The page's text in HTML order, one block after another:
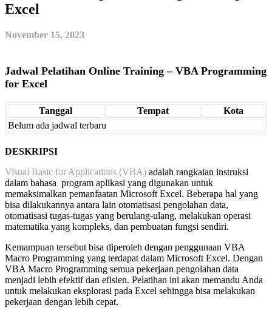
Excel
November 15, 2023
Jadwal Pelatihan Online Training – VBA Programming
for Excel
Tanggal Tempat
Kota
Belum ada jadwal terbaru
DESKRIPSI
Visual Basic for Applications (VBA) adalah rangkaian instruksi
dalam bahasa program aplikasi yang digunakan untuk
memaksimalkan pemanfaatan Microsoft Excel. Beberapa hal yang
bisa dilakukannya antara lain otomatisasi pengolahan data,
otomatisasi tugas-tugas yang berulang-ulang, melakukan operasi
matematika yang kompleks, dan pembuatan fungsi sendiri.
Kemampuan tersebut bisa diperoleh dengan penggunaan VBA
Macro Programming yang terdapat dalam Microsoft Excel. Dengan
VBA Macro Programming semua pekerjaan pengolahan data
menjadi lebih efektif dan efisien. Pelatihan ini akan memandu Anda
untuk melakukan eksplorasi pada Excel sehingga bisa melakukan
pekerjaan dengan lebih cepat.